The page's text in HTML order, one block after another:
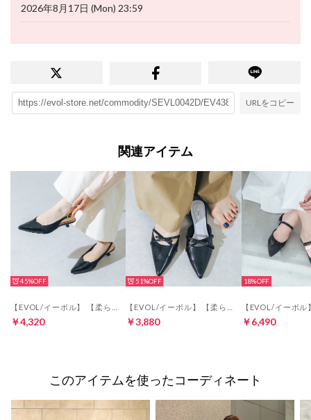
2026年8月17日 (Mon) 23:59
URLをコピー
関連アイテム
45%
￥4,320
51%
￥3,880
18%
￥6,490
このアイテムを使ったコーディネート